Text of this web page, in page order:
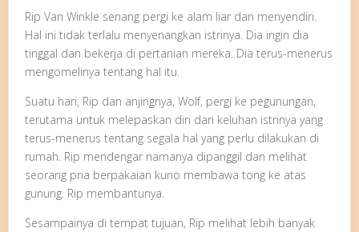
Rip Van Winkle senang pergi ke alam liar dan menyendiri.
Hal ini tidak terlalu menyenangkan istrinya. Dia ingin dia
tinggal dan bekerja di pertanian mereka. Dia terus-menerus
mengomelinya tentang hal itu.
Suatu hari, Rip dan anjingnya, Wolf, pergi ke pegunungan,
terutama untuk melepaskan diri dari keluhan istrinya yang
terus-menerus tentang segala hal yang perlu dilakukan di
rumah. Rip mendengar namanya dipanggil dan melihat
seorang pria berpakaian kuno membawa tong ke atas
gunung. Rip membantunya.
Sesampainya di tempat tujuan, Rip melihat lebih banyak